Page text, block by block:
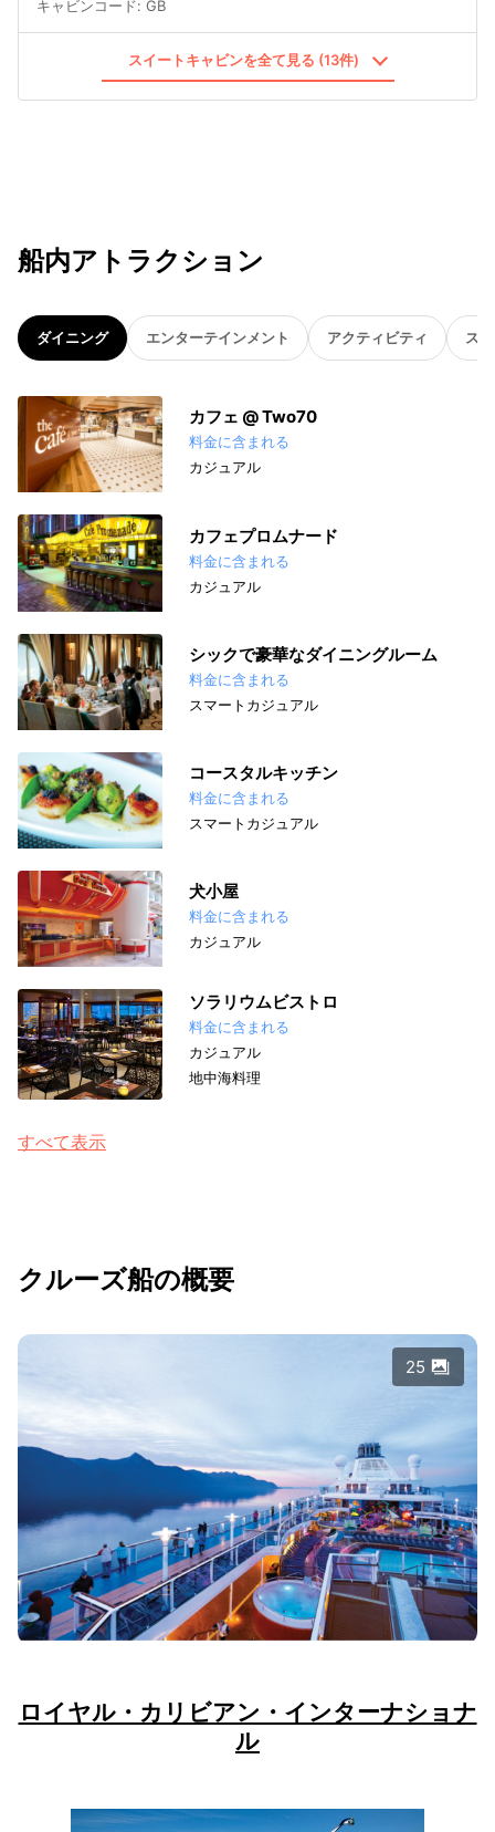
キャビンコード: GB
スイートキャビンを全て見る (13件)
船内アトラクション
ダイニング エンターテインメント アクティビティ ス
カフェ @ Two70
料金に含まれる
カジュアル
カフェプロムナード
料金に含まれる
カジュアル
シックで豪華なダイニングルーム
料金に含まれる
スマートカジュアル
コースタルキッチン
料金に含まれる
スマートカジュアル
犬小屋
料金に含まれる
カジュアル
ソラリウムビストロ
料金に含まれる
カジュアル
地中海料理
すべて表示
クルーズ船の概要
25
ロイヤル・カリビアン・インターナショナ
ル